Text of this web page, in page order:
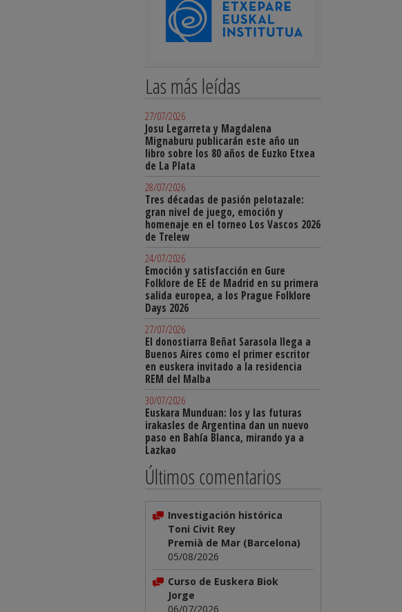
Las más leídas
27/07/2026
Josu Legarreta y Magdalena
Mignaburu publicarán este año un
libro sobre los 80 años de Euzko Etxea
de La Plata
28/07/2026
Tres décadas de pasión pelotazale:
gran nivel de juego, emoción y
homenaje en el torneo Los Vascos 2026
de Trelew
24/07/2026
Emoción y satisfacción en Gure
Folklore de EE de Madrid en su primera
salida europea, a los Prague Folklore
Days 2026
27/07/2026
El donostiarra Beñat Sarasola llega a
Buenos Aires como el primer escritor
en euskera invitado a la residencia
REM del Malba
30/07/2026
Euskara Munduan: los y las futuras
irakasles de Argentina dan un nuevo
paso en Bahía Blanca, mirando ya a
Lazkao
Últimos comentarios
Investigación histórica
Toni Civit Rey
Premià de Mar (Barcelona)
05/08/2026
Curso de Euskera Biok
Jorge
06/07/2026